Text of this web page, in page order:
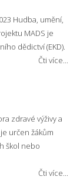
Hudba, umění,
MADS je
dědictví (EKD).
Čti více...
zdravé výživy a
určen žákům
škol nebo
Čti více...